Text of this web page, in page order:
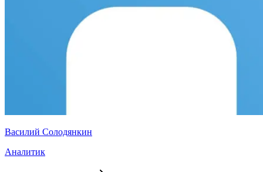
Василий Солодянкин
Аналитик